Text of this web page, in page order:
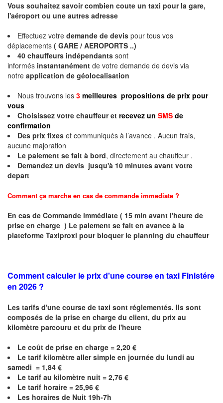
Vous souhaitez savoir combien coute un taxi pour la gare,
l'aéroport ou une autres adresse
Effectuez votre demande de devis pour tous vos
déplacements ( GARE / AEROPORTS ..)
40 chauffeurs indépendants sont
informés instantanément de votre demande de devis via
notre application de géolocalisation
Nous trouvons les 3 meilleures propositions de prix pour
vous
Choisissez votre chauffeur et recevez un SMS de
confirmation
Des prix fixes et communiqués à l’avance . Aucun frais,
aucune majoration
Le paiement se fait à bord, directement au chauffeur .
Demandez un devis jusqu'à 10 minutes avant votre
depart
Comment ça marche en cas de commande immediate ?
En cas de Commande immédiate ( 15 min avant l'heure de
prise en charge ) Le paiement se fait en avance à la
plateforme Taxiproxi pour bloquer le planning du chauffeur
Comment calculer le prix d'une course en taxi Finistére
en 2026 ?
Les tarifs d'une course de taxi sont réglementés. Ils sont
composés de la prise en charge du client, du prix au
kilomètre parcouru et du prix de l'heure
Le coût de prise en charge = 2,20 €
Le tarif kilomètre aller simple en journée du lundi au
samedi = 1,84 €
Le tarif au kilomètre nuit = 2,76 €
Le tarif horaire = 25,96 €
Les horaires de Nuit 19h-7h